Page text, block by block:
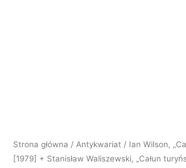
Strona główna / Antykwariat / Ian Wilson,
[1979] + Stanisław Waliszewski, „Całun